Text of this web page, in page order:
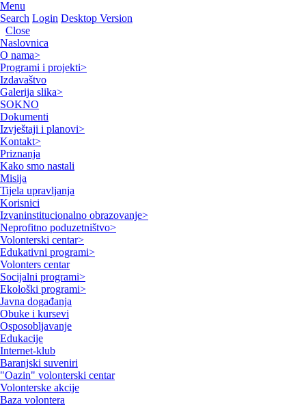
Menu
Search Login Desktop Version
Close
Naslovnica
O nama>
Programi i projekti>
Izdavaštvo
Galerija slika>
SOKNO
Dokumenti
Izvještaji i planovi>
Kontakt>
Priznanja
Kako smo nastali
Misija
Tijela upravljanja
Korisnici
Izvaninstitucionalno obrazovanje>
Neprofitno poduzetništvo>
Volonterski centar>
Edukativni programi>
Volonters centar
Socijalni programi>
Ekološki programi>
Javna događanja
Obuke i kursevi
Osposobljavanje
Edukacije
Internet-klub
Baranjski suveniri
"Oazin" volonterski centar
Volonterske akcije
Baza volontera